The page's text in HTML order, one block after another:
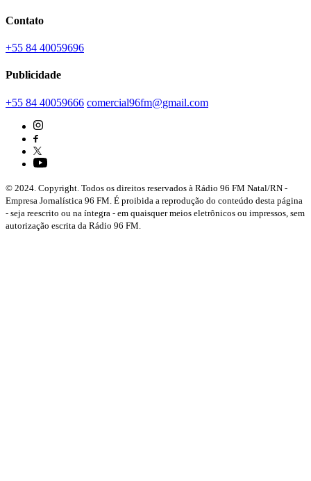
Contato
+55 84 40059696
Publicidade
+55 84 40059666 comercial96fm@gmail.com
© 2024. Copyright. Todos os direitos reservados à Rádio 96 FM Natal/RN -
Empresa Jornalística 96 FM. É proibida a reprodução do conteúdo desta página
- seja reescrito ou na íntegra - em quaisquer meios eletrônicos ou impressos, sem
autorização escrita da Rádio 96 FM.